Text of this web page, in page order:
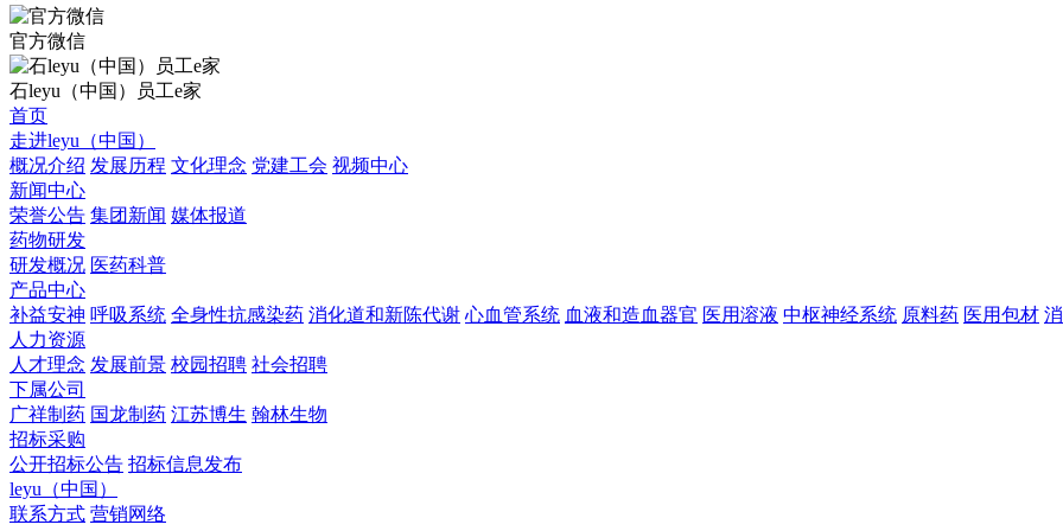
官方微信
石leyu（中国）员工e家
首页
走进leyu（中国）
概况介绍 发展历程 文化理念 党建工会 视频中心
新闻中心
荣誉公告 集团新闻 媒体报道
药物研发
研发概况 医药科普
产品中心
补益安神 呼吸系统 全身性抗感染药 消化道和新陈代谢 心血管系统 血液和造血器官 医用溶液 中枢神经系统 原料药 医用包材
人力资源
人才理念 发展前景 校园招聘 社会招聘
下属公司
广祥制药 国龙制药 江苏博生 翰林生物
招标采购
公开招标公告 招标信息发布
leyu（中国）
联系方式 营销网络